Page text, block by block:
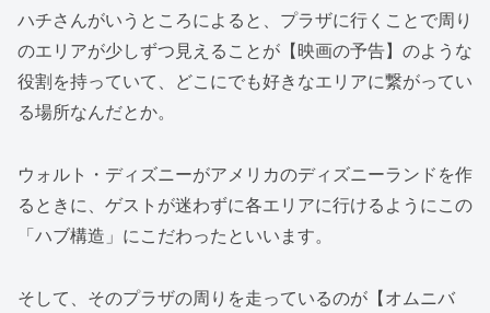
ハチさんがいうところによると、プラザに行くことで周り
のエリアが少しずつ見えることが【映画の予告】のような
役割を持っていて、どこにでも好きなエリアに繋がってい
る場所なんだとか。
ウォルト・ディズニーがアメリカのディズニーランドを作
るときに、ゲストが迷わずに各エリアに行けるようにこの
「ハブ構造」にこだわったといいます。
そして、そのプラザの周りを走っているのが【オムニバ